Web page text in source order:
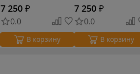
7 250 ₽
0.0
В корзину
7 250 ₽
0.0
В корзину